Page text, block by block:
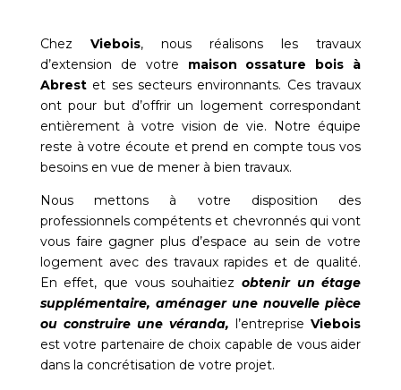
Chez Viebois, nous réalisons les travaux
d’extension de votre maison ossature bois à
Abrestet ses secteurs environnants. Ces travaux
ont pour but d’offrir un logement correspondant
entièrement à votre vision de vie. Notre équipe
reste à votre écoute et prend en compte tous vos
besoins en vue de mener à bien travaux.
Nous mettons à votre disposition des
professionnels compétents et chevronnés qui vont
vous faire gagner plus d’espace au sein de votre
logement avec des travaux rapides et de qualité.
En effet, que vous souhaitiez obtenir un étage
supplémentaire, aménager une nouvelle pièce
ou construire une véranda, l’entrepriseViebois
est votre partenaire de choix capable de vous aider
dans la concrétisation de votre projet.